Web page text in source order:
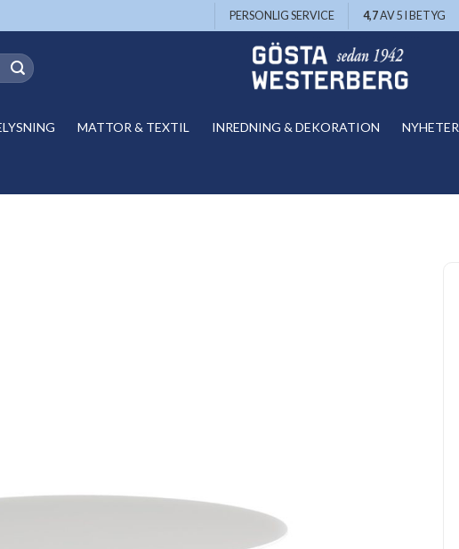
PERSONLIG SERVICE 4,7AV 5 I BETYG
MATTOR & TEXTIL INREDNING & DEKORATION NYHETER